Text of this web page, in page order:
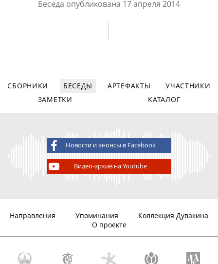
Беседа опубликована 17 апреля 2014
СБОРНИКИ БЕСЕДЫ АРТЕФАКТЫ
УЧАСТНИКИ
ЗАМЕТКИ
КАТАЛОГ
Новости и анонсы в Facebook
Видео-архив на Youtube
Направления Упоминания
Коллекция Дувакина
О проекте